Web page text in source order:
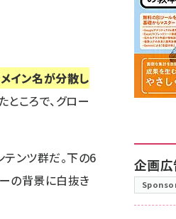
イン名が分散し
ところで、グロー
ンツ群だ。下の6
の背景に白抜き
企画広